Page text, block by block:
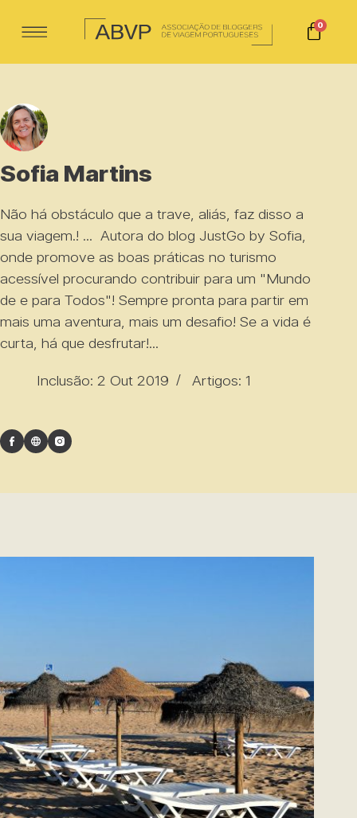
0
Sofia Martins
Não há obstáculo que a trave, aliás, faz disso a
sua viagem.! ... Autora do blog JustGo by Sofia
onde promove as boas práticas no turismo
acessível procurando contribuir para um "Mundo
de e para Todos"! Sempre pronta para partir em
mais uma aventura, mais um desafio! Se a vida é
curta, há que desfrutar!...
Inclusão: 2 Out 2019 Artigos: 1